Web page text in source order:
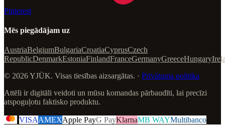
Pinterest
Mēs piegādājam uz
AustriaBelgiumBulgariaCroatiaCyprusCzech
RepublicDenmarkEstoniaFinlandFranceGermanyGreeceHungary
© 2026 YJÜK. Visas tiesības aizsargātas. · Privātuma politika
Attēli ir digitāli veidoti un mūsu komandas pārbaudīti, lai precīzi
atspoguļotu faktisko produktu.
VISAAMEXApple PayG PayKlarnaMB WAYMultibanco